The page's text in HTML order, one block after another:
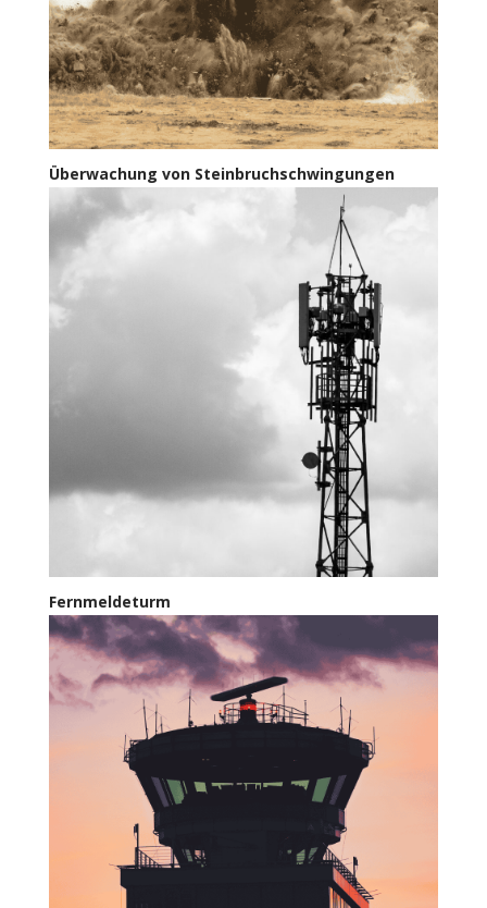
Überwachung von Steinbruchschwingungen
Fernmeldeturm